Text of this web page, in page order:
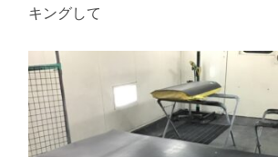
キングして